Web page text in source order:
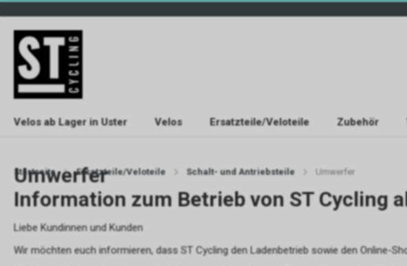
Velos ab Lager in Uster Velos Ersatzteile/Veloteile Zubehör
Startseite Ersatzteile/Veloteile Schalt- und Antriebsteile Umwerfer
Umwerfer
Information zum Betrieb von ST Cycling
Liebe Kundinnen und Kunden
Wir möchten euch informieren, dass ST Cycling den Ladenbetrieb sowie den Online-